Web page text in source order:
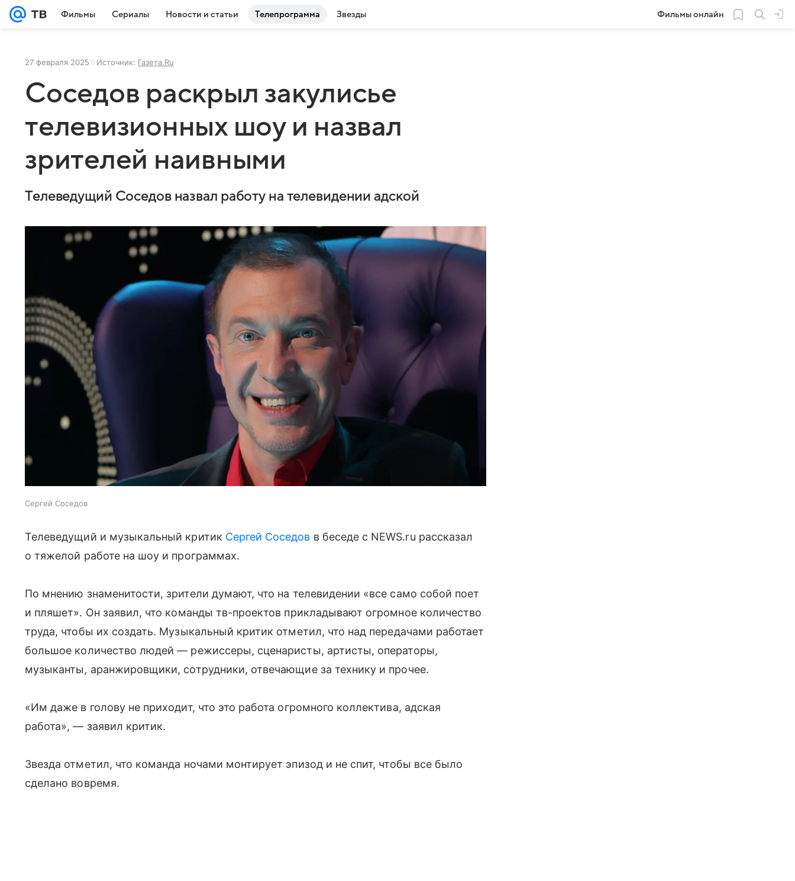
Фильмы Сериалы Новости и статьи Телепрограмма Звезды Фильмы онлайн
27 февраля 2025 Источник: Газета.Ru
Соседов раскрыл закулисье
телевизионных шоу и назвал
зрителей наивными
Телеведущий Соседов назвал работу на телевидении адской
Сергей Соседов
Телеведущий и музыкальный критик Сергей Соседов в беседе с NEWS.ru рассказал
о тяжелой работе на шоу и программах.
По мнению знаменитости, зрители думают, что на телевидении «все само собой поет
и пляшет». Он заявил, что команды тв-проектов прикладывают огромное количество
труда, чтобы их создать. Музыкальный критик отметил, что над передачами работает
большое количество людей — режиссеры, сценаристы, артисты, операторы,
музыканты, аранжировщики, сотрудники, отвечающие за технику и прочее.
«Им даже в голову не приходит, что это работа огромного коллектива, адская
работа», — заявил критик.
Звезда отметил, что команда ночами монтирует эпизод и не спит, чтобы все было
сделано вовремя.